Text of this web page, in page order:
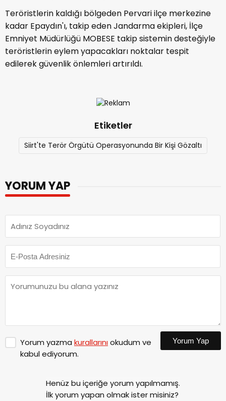
Teröristlerin kaldığı bölgeden Pervari ilçe merkezine
kadar Epaydın'ı, takip eden Jandarma ekipleri, İlçe
Emniyet Müdürlüğü MOBESE takip sistemin desteğiyle
teröristlerin eylem yapacakları noktalar tespit
edilerek güvenlik önlemleri artırıldı.
Etiketler
Siirt'te Terör Örgütü Operasyonunda Bir Kişi Gözaltı
YORUM YAP
Yorum yazma kurallarınıokudum ve
kabul ediyorum.
Yorum Yap
Henüz bu içeriğe yorum yapılmamış.
İlk yorum yapan olmak ister misiniz?